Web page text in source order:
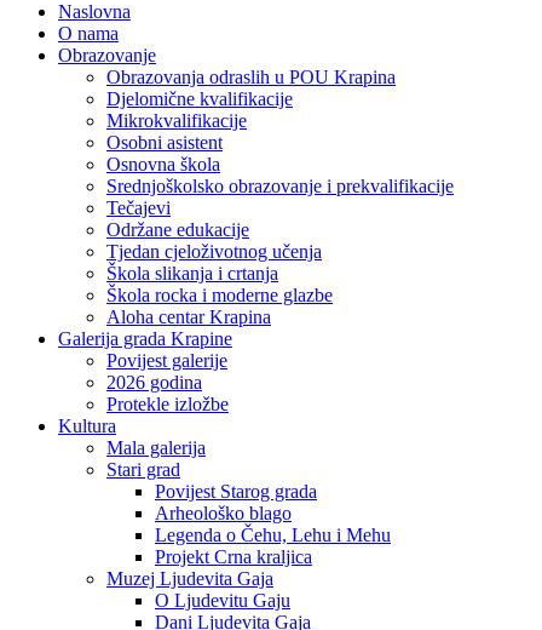
Naslovna
O nama
Obrazovanje
Obrazovanja odraslih u POU Krapina
Djelomične kvalifikacije
Mikrokvalifikacije
Osobni asistent
Osnovna škola
Srednjoškolsko obrazovanje i prekvalifikacije
Tečajevi
Održane edukacije
Tjedan cjeloživotnog učenja
Škola slikanja i crtanja
Škola rocka i moderne glazbe
Aloha centar Krapina
Galerija grada Krapine
Povijest galerije
2026 godina
Protekle izložbe
Kultura
Mala galerija
Stari grad
Povijest Starog grada
Arheološko blago
Legenda o Čehu, Lehu i Mehu
Projekt Crna kraljica
Muzej Ljudevita Gaja
O Ljudevitu Gaju
Dani Ljudevita Gaja